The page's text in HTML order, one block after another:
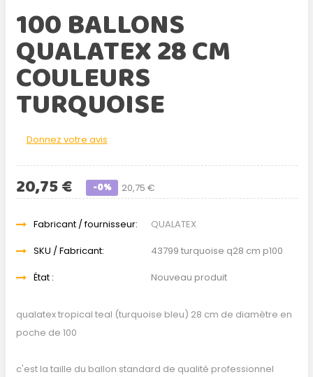
100 BALLONS
QUALATEX 28 CM
COULEURS
TURQUOISE
Donnez votre avis
20,75 €
20,75 € -0%
Fabricant / fournisseur:
QUALATEX
SKU / Fabricant:
43799 turquoise q28 cm p100
État :
Nouveau produit
qualatex tropical teal (turquoise bleu) 28 cm de diamètre en
poche de 100
c'est la taille du ballon standard de qualité professionnel